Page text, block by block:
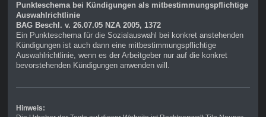
Punkteschema bei Kündigungen als mitbestimmungspflichtige
Auswahlrichtlinie
BAG Beschl. v. 26.07.05 NZA 2005, 1372
Ein Punkteschema für die Sozialauswahl bei konkret anstehenden
Kündigungen ist auch dann eine mitbestimmungspflichtige
Auswahlrichtlinie, wenn es der Arbeitgeber nur auf die konkret
bevorstehenden Kündigungen anwenden will.
Hinweis: